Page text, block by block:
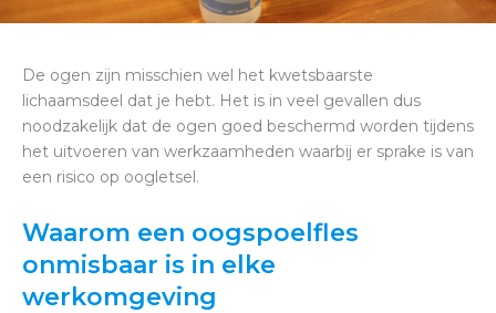
De ogen zijn misschien wel het kwetsbaarste
lichaamsdeel dat je hebt. Het is in veel gevallen dus
noodzakelijk dat de ogen goed beschermd worden tijdens
het uitvoeren van werkzaamheden waarbij er sprake is van
een risico op oogletsel.
Waarom een oogspoelfles
onmisbaar is in elke
werkomgeving